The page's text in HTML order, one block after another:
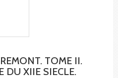
TOME II.
DU XIIE SIECLE.